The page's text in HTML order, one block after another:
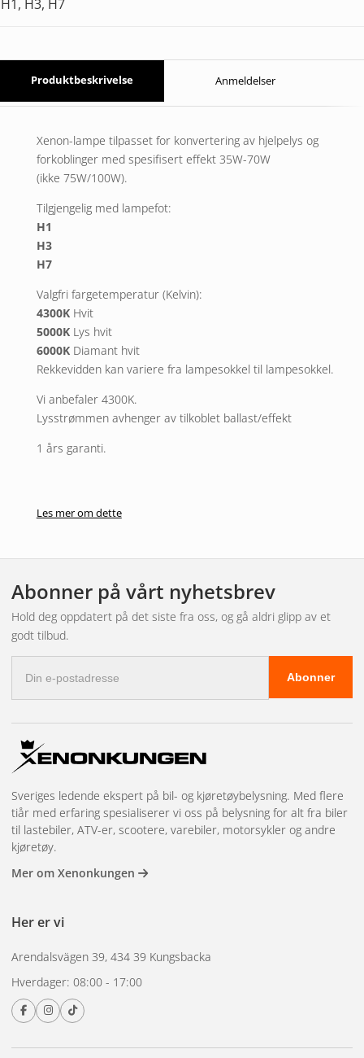
H1, H3, H7
Produktbeskrivelse Anmeldelser
Xenon-lampe tilpasset for konvertering av hjelpelys og
forkoblinger med spesifisert effekt 35W-70W
(ikke 75W/100W).
Tilgjengelig med lampefot:
H1
H3
H7
Valgfri fargetemperatur (Kelvin):
4300KHvit
5000KLys hvit
6000KDiamant hvit
Rekkevidden kan variere fra lampesokkel til lampesokkel.
Vi anbefaler 4300K.
Lysstrømmen avhenger av tilkoblet ballast/effekt
1 års garanti.
Les mer om dette
Abonner på vårt nyhetsbrev
Hold deg oppdatert på det siste fra oss, og gå aldri glipp av et
godt tilbud.
postadresse
Abonner
Sveriges ledende ekspert på bil- og kjøretøybelysning. Med flere
tiår med erfaring spesialiserer vi oss på belysning for alt fra biler
til lastebiler, ATV-er, scootere, varebiler, motorsykler og andre
kjøretøy.
Mer om Xenonkungen
Her er vi
Arendalsvägen 39, 434 39 Kungsbacka
Hverdager: 08:00 - 17:00